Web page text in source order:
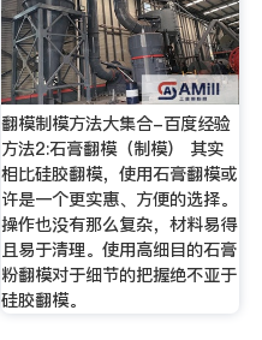
翻模制模方法大集合-百度经验
方法2:石膏翻模（制模） 其实
相比硅胶翻模，使用石膏翻模或
许是一个更实惠、方便的选择。
操作也没有那么复杂，材料易得
且易于清理。使用高细目的石膏
粉翻模对于细节的把握绝不亚于
硅胶翻模。